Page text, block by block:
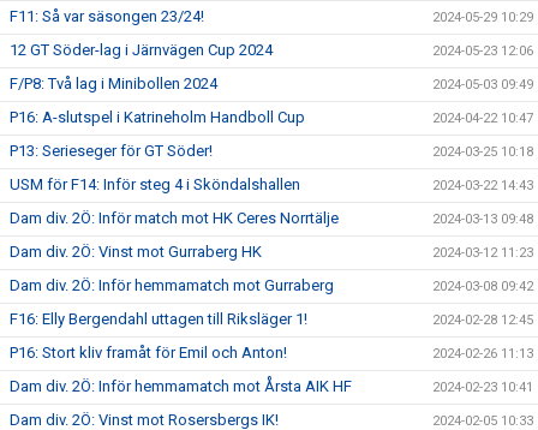
F11: Så var säsongen 23/24! 2024-05-29 10:29
12 GT Söder-lag i Järnvägen Cup 2024 2024-05-23 12:06
F/P8: Två lag i Minibollen 2024 2024-05-03 09:49
P16: A-slutspel i Katrineholm Handboll Cup 2024-04-22 10:47
P13: Serieseger för GT Söder! 2024-03-25 10:18
USM för F14: Inför steg 4 i Sköndalshallen 2024-03-22 14:43
Dam div. 2Ö: Inför match mot HK Ceres Norrtälje 2024-03-13 09:48
Dam div. 2Ö: Vinst mot Gurraberg HK 2024-03-12 11:23
Dam div. 2Ö: Inför hemmamatch mot Gurraberg 2024-03-08 09:42
F16: Elly Bergendahl uttagen till Riksläger 1! 2024-02-28 12:45
P16: Stort kliv framåt för Emil och Anton! 2024-02-26 11:13
Dam div. 2Ö: Inför hemmamatch mot Årsta AIK HF 2024-02-23 10:41
Dam div. 2Ö: Vinst mot Rosersbergs IK! 2024-02-05 10:33